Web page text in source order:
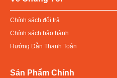
Chính sách đổi trả
Chính sách bảo hành
Hướng Dẫn Thanh Toán
Sản Phẩm Chính